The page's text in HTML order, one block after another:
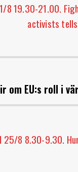
8 19.30-21.00.
activists
om EU:s roll i
25/8 8.30-9.30.